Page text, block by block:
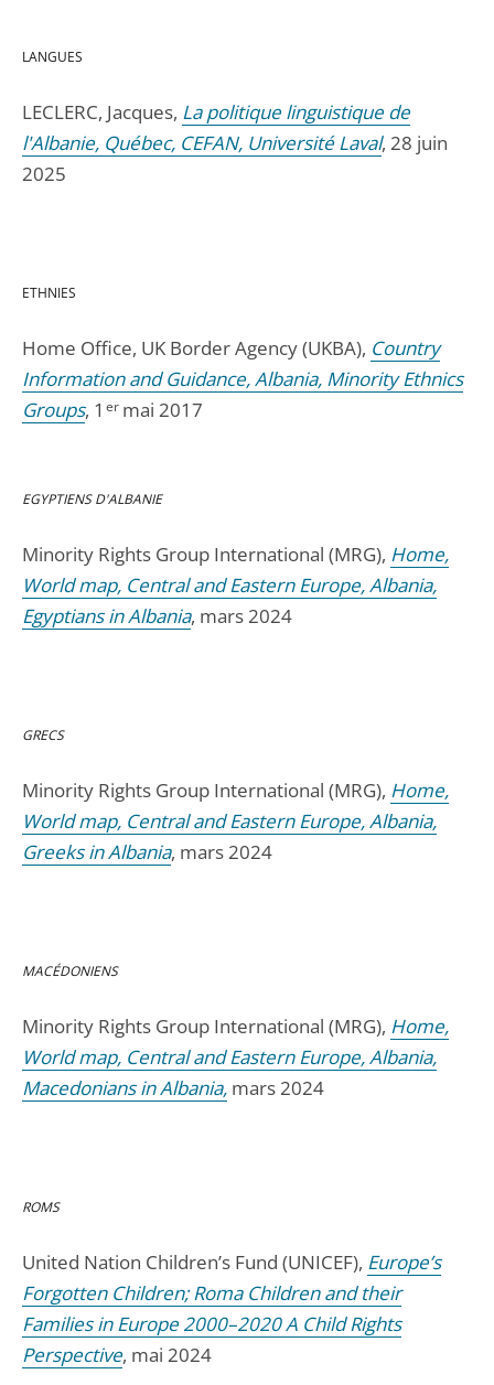
LANGUES
LECLERC, Jacques, La politique linguistique de
l'Albanie, Québec, CEFAN, Université Laval, 28 juin
2025
ETHNIES
Home Office, UK Border Agency (UKBA), Country
Information and Guidance, Albania, Minority Ethnics
Groups, 1 ermai 2017
EGYPTIENS D'ALBANIE
Minority Rights Group International (MRG), Home,
World map, Central and Eastern Europe, Albania,
Egyptians in Albania, mars 2024
GRECS
Minority Rights Group International (MRG), Home,
World map, Central and Eastern Europe, Albania,
Greeks in Albania, mars 2024
MACÉDONIENS
Minority Rights Group International (MRG), Home,
World map, Central and Eastern Europe, Albania,
Macedonians in Albania, mars 2024
ROMS
United Nation Children’s Fund (UNICEF), Europe’s
Forgotten Children; Roma Children and their
Families in Europe 2000–2020 A Child Rights
Perspective, mai 2024